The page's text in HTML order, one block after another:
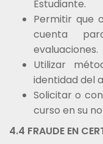
Estudiante.
Permitir que
cuenta
evaluaciones.
Utilizar
identidad del
Solicitar o
curso en su
4.4 FRAUDE EN